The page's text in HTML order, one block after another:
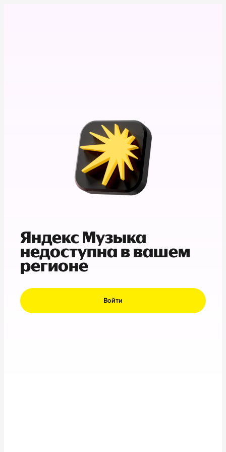
Яндекс Музыка
недоступна в вашем
регионе
Войти